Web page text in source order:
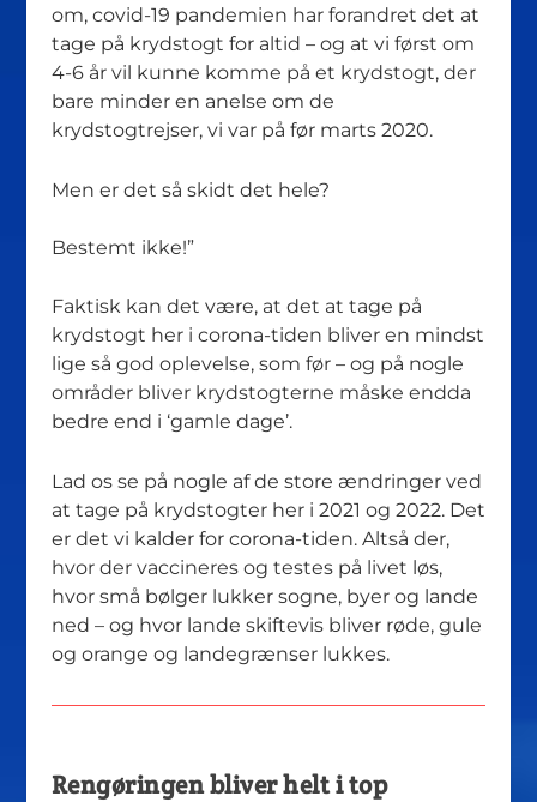
om, covid-19 pandemien har forandret det at
tage på krydstogt for altid – og at vi først om
4-6 år vil kunne komme på et krydstogt, der
bare minder en anelse om de
krydstogtrejser, vi var på før marts 2020.
Men er det så skidt det hele?
Bestemt ikke!”
Faktisk kan det være, at det at tage på
krydstogt her i corona-tiden bliver en mindst
lige så god oplevelse, som før – og på nogle
områder bliver krydstogterne måske endda
bedre end i ‘gamle dage’.
Lad os se på nogle af de store ændringer ved
at tage på krydstogter her i 2021 og 2022. Det
er det vi kalder for corona-tiden. Altså der,
hvor der vaccineres og testes på livet løs,
hvor små bølger lukker sogne, byer og lande
ned – og hvor lande skiftevis bliver røde, gule
og orange og landegrænser lukkes.
Rengøringen bliver helt i top